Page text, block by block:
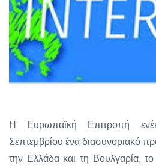
Η Ευρωπαϊκή Επιτροπή
Σεπτεμβρίου ένα διασυνοριακό
την Ελλάδα και τη Βουλγαρία,